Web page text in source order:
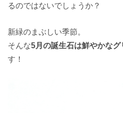
るのではないでしょうか？
新緑のまぶしい季節。
そんな5月の誕生石は鮮やかな
す！